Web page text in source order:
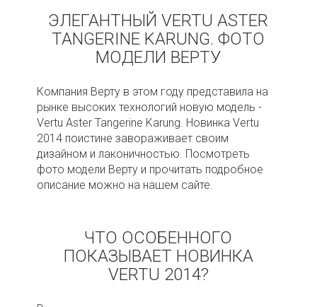
ЭЛЕГАНТНЫЙ VERTU ASTER
TANGERINE KARUNG. ФОТО
МОДЕЛИ ВЕРТУ
Компания Верту в этом году представила на
рынке высоких технологий новую модель -
Vertu Aster Tangerine Karung. Новинка Vertu
2014 поистине завораживает своим
дизайном и лаконичностью. Посмотреть
фото модели Верту и прочитать подробное
описание можно на нашем сайте.
ЧТО ОСОБЕННОГО
ПОКАЗЫВАЕТ НОВИНКА
VERTU 2014?